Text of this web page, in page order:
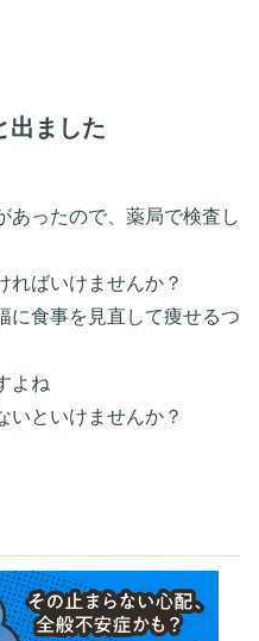
出ました
あったので、薬局で検査し
ればいけませんか？
に食事を見直して痩せるつ
よね
いといけませんか？